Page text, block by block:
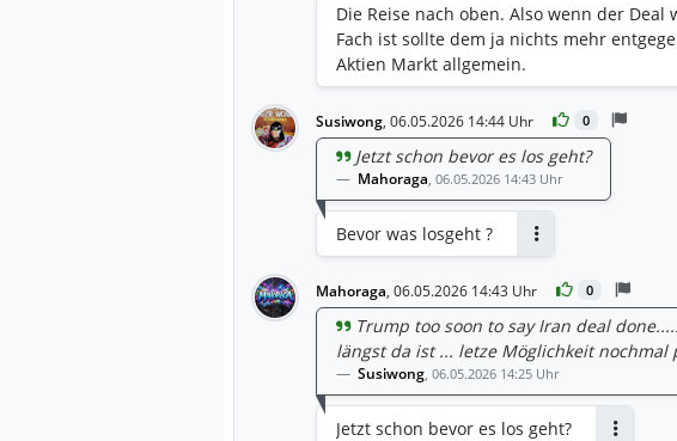
Die Reise nach oben. Also wenn der
Fach ist sollte dem ja nichts mehr
Aktien Markt allgemein.
Susiwong, 06.05.2026 14:44 Uhr 0
Jetzt schon bevor es los geht?
Mahoraga, 06.05.2026 14:43 Uhr
Bevor was losgeht ?
Mahoraga, 06.05.2026 14:43 Uhr 0
Trump too soon to say Iran deal
längst da ist ... letze Möglichkeit nochmal
Susiwong, 06.05.2026 14:25 Uhr
Jetzt schon bevor es los geht?